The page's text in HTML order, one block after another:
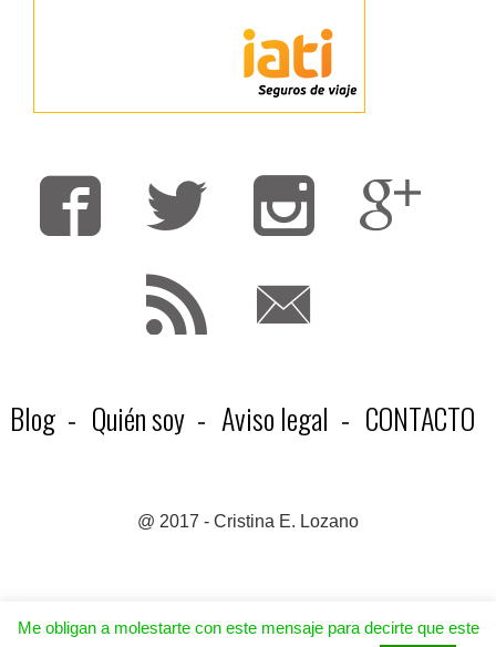
Blog Quién soy Aviso legal CONTACTO
@ 2017 - Cristina E. Lozano
Me obligan a molestarte con este mensaje para decirte que este